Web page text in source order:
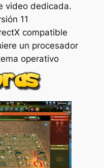
video dedicada.
11
compatible
un procesador
operativo